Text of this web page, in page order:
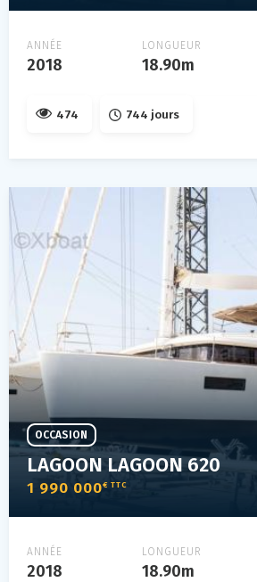
ANNÉE
2018
LONGUEUR
18.90m
474 744 jours
LAGOON LAGOON 620
1 990 000€ TTC
OCCASION
ANNÉE
2018
LONGUEUR
18.90m